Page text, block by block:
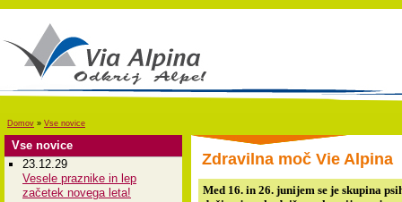
Domov » Vse novice
Vse novice
23.12.29
Vesele praznike in lep
začetek novega leta!
Zdravilna moč Vie Alpina
Med 16. in 26. junijem se je skupina